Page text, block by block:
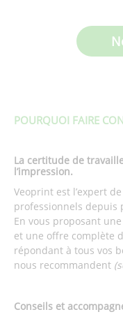
POURQUOI FAIRE
La certitude de
l’impression.
Veoprint est l’expert
professionnels depuis
En vous proposant
et une offre complète
répondant à tous vos
nous recommandent
Conseils et